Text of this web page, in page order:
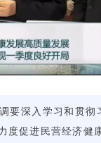
要深入学习和贯彻
度促进民营经济健